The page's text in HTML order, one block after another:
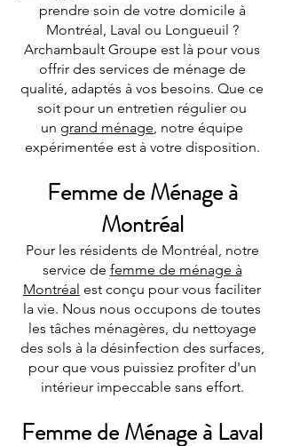
prendre soin de votre domicile à
Montréal, Laval ou Longueuil ?
Archambault Groupe est là pour vous
offrir des services de ménage de
qualité, adaptés à vos besoins. Que ce
soit pour un entretien régulier ou
un grand ménage, notre équipe
expérimentée est à votre disposition.
Femme de Ménage à
Montréal
Pour les résidents de Montréal, notre
service de femme de ménage à
Montréal est conçu pour vous faciliter
la vie. Nous nous occupons de toutes
les tâches ménagères, du nettoyage
des sols à la désinfection des surfaces,
pour que vous puissiez profiter d'un
intérieur impeccable sans effort.
Femme de Ménage à Laval